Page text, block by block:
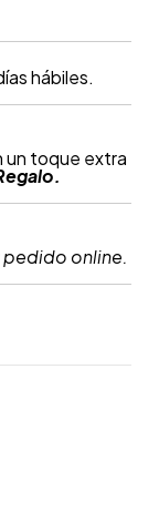
hábiles.
un toque extra
pedido online.